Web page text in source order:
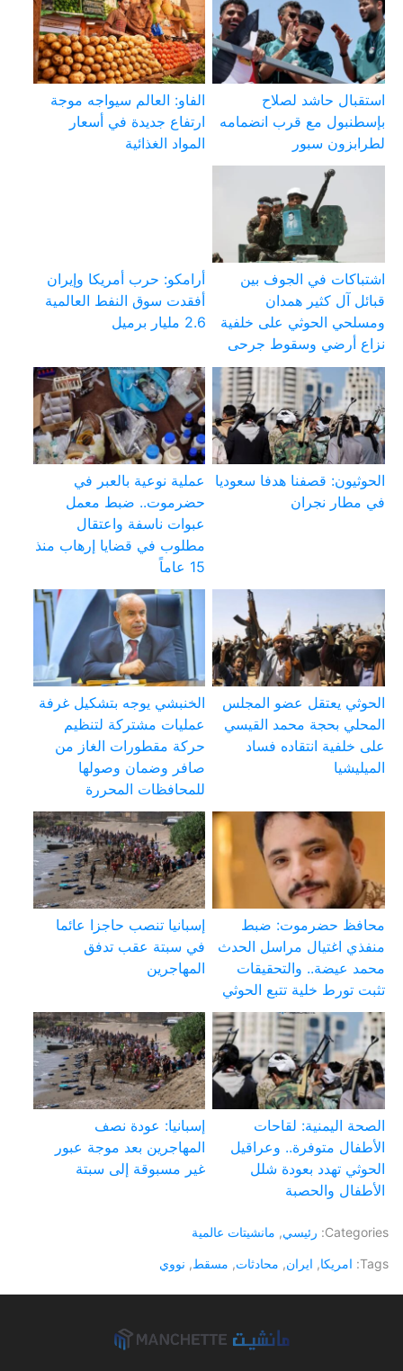
استقبال حاشد لصلاح
بإسطنبول مع قرب انضمامه
لطرابزون سبور
الفاو: العالم سيواجه موجة
ارتفاع جديدة في أسعار
المواد الغذائية
اشتباكات في الجوف بين
قبائل آل كثير همدان
ومسلحي الحوثي على خلفية
نزاع أرضي وسقوط جرحى
أرامكو: حرب أمريكا وإيران
أفقدت سوق النفط العالمية
2.6 مليار برميل
الحوثيون: قصفنا هدفا سعوديا
في مطار نجران
عملية نوعية بالعبر في
حضرموت.. ضبط معمل
عبوات ناسفة واعتقال
مطلوب في قضايا إرهاب منذ
15 عاماً
الحوثي يعتقل عضو المجلس
المحلي بحجة محمد القيسي
على خلفية انتقاده فساد
الميليشيا
الخنبشي يوجه بتشكيل غرفة
عمليات مشتركة لتنظيم
حركة مقطورات الغاز من
صافر وضمان وصولها
للمحافظات المحررة
محافظ حضرموت: ضبط
منفذي اغتيال مراسل الحدث
محمد عيضة.. والتحقيقات
تثبت تورط خلية تتبع الحوثي
إسبانيا تنصب حاجزا عائما
في سبتة عقب تدفق
المهاجرين
الصحة اليمنية: لقاحات
الأطفال متوفرة.. وعراقيل
الحوثي تهدد بعودة شلل
الأطفال والحصبة
إسبانيا: عودة نصف
المهاجرين بعد موجة عبور
غير مسبوقة إلى سبتة
Categories: رئيسي, مانشيتات عالمية
Tags: امريكا, ايران, محادثات, مسقط, نووي